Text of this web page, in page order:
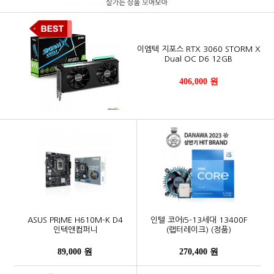
이엠텍 지포스 RTX 3060 STORM X
Dual OC D6 12GB
406,000 원
ASUS PRIME H610M-K D4
인텍앤컴퍼니
89,000 원
인텔 코어i5-13세대 13400F
(랩터레이크) (정품)
270,400 원